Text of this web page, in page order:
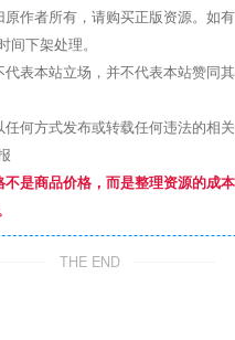
原作者所有，请购买正版资源。如
间下架处理。
代表本站立场，并不代表本站赞同
任何方式发布或转载任何违法的相
不是商品价格，而是整理资源的成
THE END